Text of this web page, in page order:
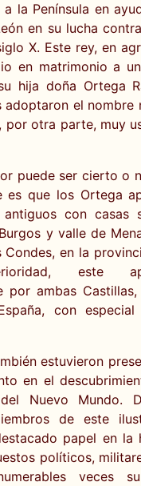
a la Península en
en su lucha
X. Este rey, en
en matrimonio a
hija doña Ortega
adoptaron el nombre
por otra parte, muy
puede ser cierto o
es que los Ortega
con casas
y valle de
en la
este
por ambas
con especial
estuvieron
en el
Nuevo Mundo.
de este
papel en la
políticos,
veces